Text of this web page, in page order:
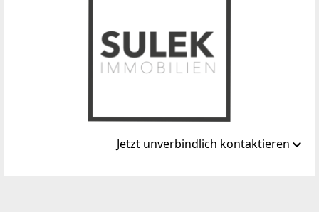
Jetzt unverbindlich kontaktieren